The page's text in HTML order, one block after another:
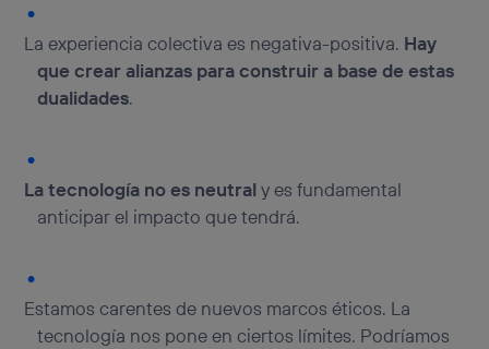
La experiencia colectiva es negativa-positiva. Hay
que crear alianzas para construir a base de estas
dualidades.
La tecnología no es neutraly es fundamental
anticipar el impacto que tendrá.
Estamos carentes de nuevos marcos éticos. La
tecnología nos pone en ciertos límites. Podríamos